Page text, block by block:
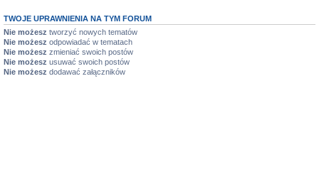
TWOJE UPRAWNIENIA NA TYM FORUM
Nie możesz tworzyć nowych tematów
Nie możesz odpowiadać w tematach
Nie możesz zmieniać swoich postów
Nie możesz usuwać swoich postów
Nie możesz dodawać załączników